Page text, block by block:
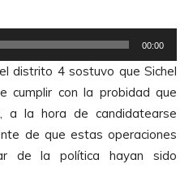
00:00
distrito 4 sostuvo que Sichel
cumplir con la probidad que
a la hora de candidatearse
de que estas operaciones
de la política hayan sido